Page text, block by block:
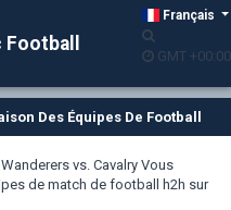
Français
GMT +00:00
Des Équipes De Football
vs. Cavalry Vous
de match de football h2h sur